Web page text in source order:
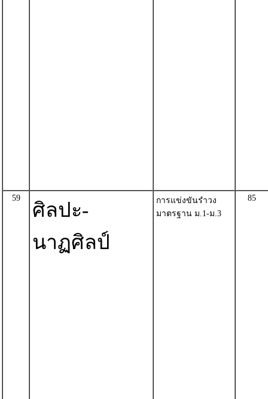
59
ศิลปะ-
นาฏศิลป์
การแข่งขันรำวง
มาตรฐาน ม.1-ม.3
85